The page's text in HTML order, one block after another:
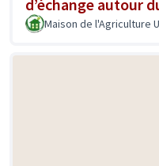
d’échange autour
Maison de l'Agriculture